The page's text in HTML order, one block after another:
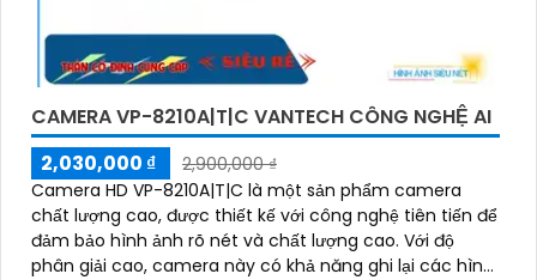
CAMERA VP-8210A|T|C VANTECH CÔNG NGHỆ AI
2,030,000 ₫
2,900,000 ₫
Camera HD VP-8210A|T|C là một sản phẩm camera
chất lượng cao, được thiết kế với công nghệ tiên tiến để
đảm bảo hình ảnh rõ nét và chất lượng cao. Với độ
phân giải cao, camera này có khả năng ghi lại các hình